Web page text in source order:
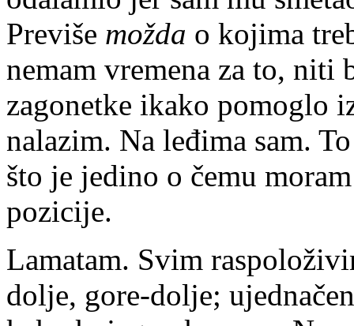
Previše možda o kojima
nemam vremena za to, niti
zagonetke ikako pomoglo
nalazim. Na leđima sam.
što je jedino o čemu
pozicije.
Lamatam. Svim
dolje, gore-dolje;